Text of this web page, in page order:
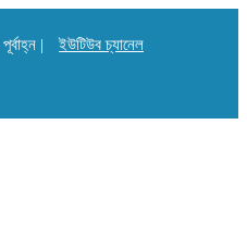
| ইউটিউব চ্যানেল